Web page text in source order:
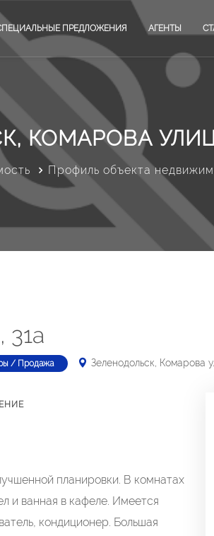
ПРЕДЛОЖЕНИЯ АГЕНТЫ
КОМАРОВА
Профиль объекта
31а
/ Продажа Зеленодольск, Комарова
планировки. В комнатах
и ванная в кафеле. Имеется
кондиционер. Большая